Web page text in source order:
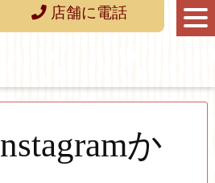
か
店舗に電話